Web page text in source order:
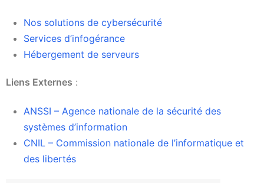
Nos solutions de cybersécurité
Services d’infogérance
Hébergement de serveurs
Liens Externes :
ANSSI – Agence nationale de la sécurité des
systèmes d’information
CNIL – Commission nationale de l’informatique et
des libertés